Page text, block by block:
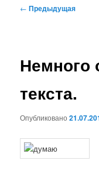
Навигация
← Предыдущая
Немного
текста.
Опубликовано